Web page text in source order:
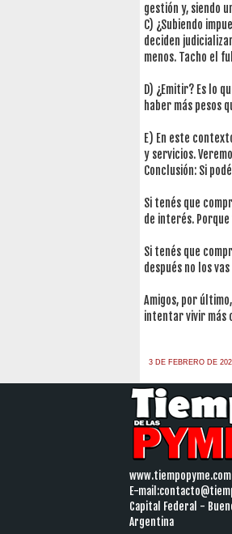
gestión y, siendo
C) ¿Subiendo
deciden
menos. Tacho el
D) ¿Emitir? Es lo
haber más pesos
E) En este
y servicios.
Conclusión: Si
Si tenés que
de interés.
Si tenés que
después no los
Amigos, por
intentar vivir más
3 DE FEBRERO DE
www.tiempopyme.com
E-mail:
Capital Federal -
Argentina